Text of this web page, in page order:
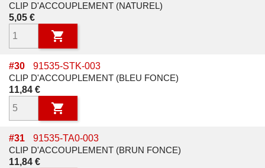
CLIP D'ACCOUPLEMENT (NATUREL)
Prix
5,05 €

#30
91535-STK-003
CLIP D'ACCOUPLEMENT (BLEU FONCE)
Prix
11,84 €

#31
91535-TA0-003
CLIP D'ACCOUPLEMENT (BRUN FONCE)
Prix
11,84 €